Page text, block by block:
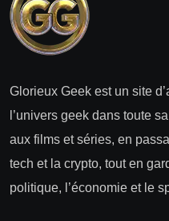
Glorieux Geek est un site
l’univers geek dans toute
aux films et séries, en
tech et la crypto, tout en
politique, l’économie et le